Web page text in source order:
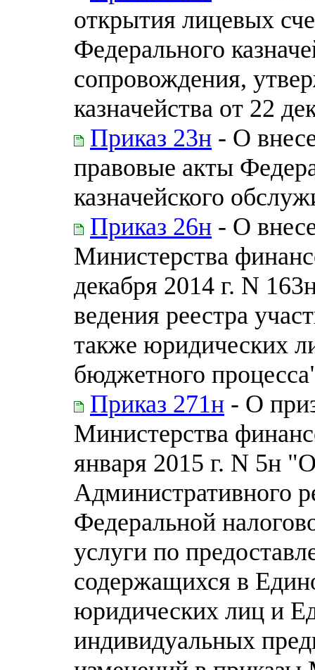
открытия лицевых
Федерального
сопровождения,
казначейства от 22
Приказ 23н - О
правовые акты
казначейского
Приказ 26н - О
Министерства
декабря 2014 г. N
ведения реестра
также юридических
бюджетного
Приказ 271н - О
Министерства
января 2015 г. N 5н
Административного
Федеральной
услуги по
содержащихся в
юридических лиц и
индивидуальных